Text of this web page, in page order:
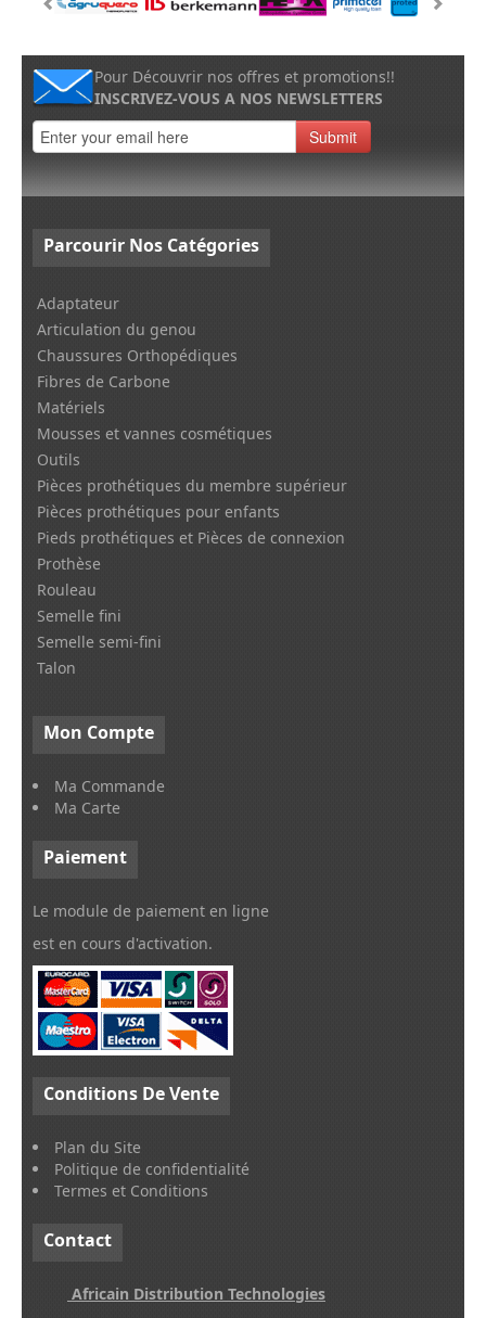
Pour Découvrir nos offres et promotions!!
INSCRIVEZ-VOUS A NOS NEWSLETTERS
Submit
Parcourir Nos Catégories
Adaptateur
Articulation du genou
Chaussures Orthopédiques
Fibres de Carbone
Matériels
Mousses et vannes cosmétiques
Outils
Pièces prothétiques du membre supérieur
Pièces prothétiques pour enfants
Pieds prothétiques et Pièces de connexion
Prothèse
Rouleau
Semelle fini
Semelle semi-fini
Talon
Mon Compte
Ma Commande
Ma Carte
Paiement
Le module de paiement en ligne
est en cours d'activation.
Conditions De Vente
Plan du Site
Politique de confidentialité
Termes et Conditions
Contact
Africain Distribution Technologies